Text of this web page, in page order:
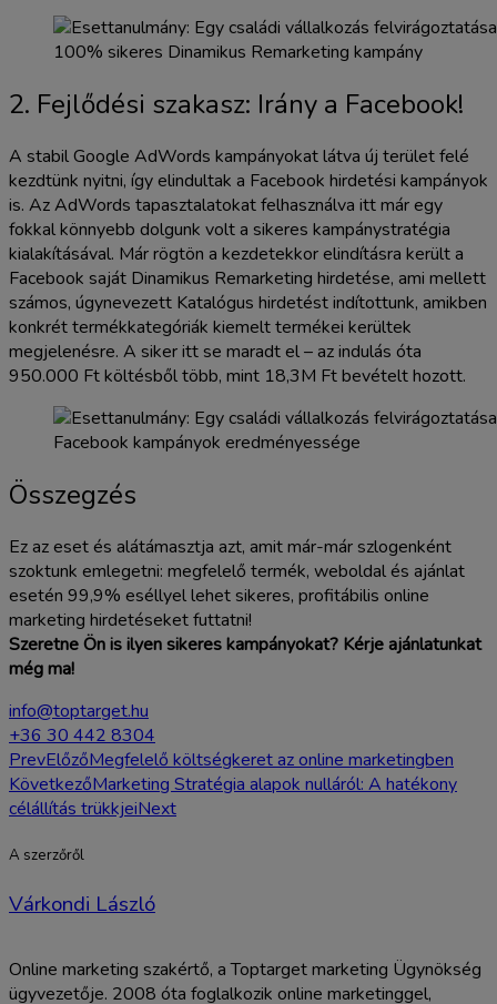
100% sikeres Dinamikus Remarketing kampány
2. Fejlődési szakasz: Irány a Facebook!
A stabil Google AdWords kampányokat látva új terület felé
kezdtünk nyitni, így elindultak a Facebook hirdetési kampányok
is. Az AdWords tapasztalatokat felhasználva itt már egy
fokkal könnyebb dolgunk volt a sikeres kampánystratégia
kialakításával. Már rögtön a kezdetekkor elindításra került a
Facebook saját Dinamikus Remarketing hirdetése, ami mellett
számos, úgynevezett Katalógus hirdetést indítottunk, amikben
konkrét termékkategóriák kiemelt termékei kerültek
megjelenésre. A siker itt se maradt el – az indulás óta
950.000 Ft költésből több, mint 18,3M Ft bevételt hozott.
Facebook kampányok eredményessége
Összegzés
Ez az eset és alátámasztja azt, amit már-már szlogenként
szoktunk emlegetni: megfelelő termék, weboldal és ajánlat
esetén 99,9% eséllyel lehet sikeres, profitábilis online
marketing hirdetéseket futtatni!
Szeretne Ön is ilyen sikeres kampányokat? Kérje ajánlatunkat
még ma!
info@toptarget.hu
+36 30 442 8304
PrevElőzőMegfelelő költségkeret az online marketingben
KövetkezőMarketing Stratégia alapok nulláról: A hatékony
célállítás trükkjeiNext
A szerzőről
Várkondi László
Online marketing szakértő, a Toptarget marketing Ügynökség
ügyvezetője. 2008 óta foglalkozik online marketinggel,